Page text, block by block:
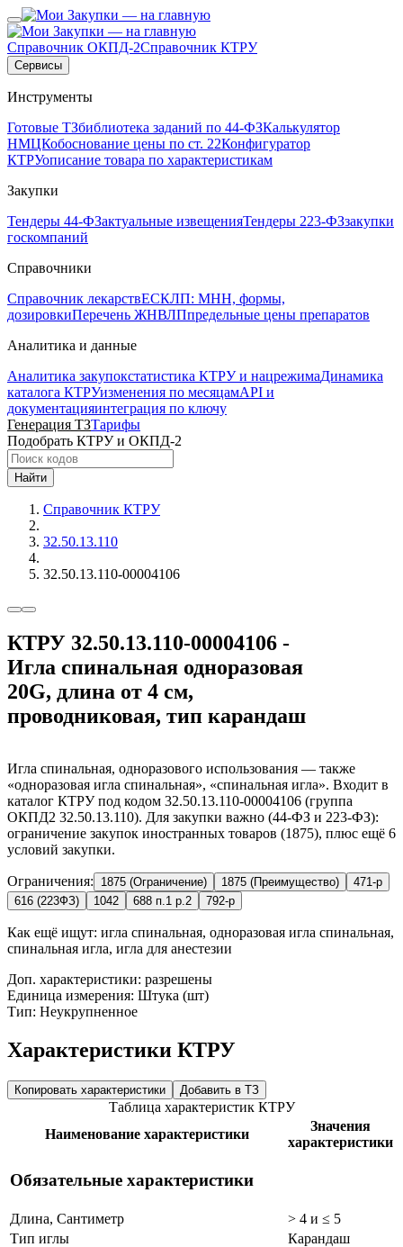
Справочник ОКПД-2Справочник КТРУ
Сервисы
Инструменты
Готовые ТЗбиблиотека заданий по 44-ФЗКалькулятор
НМЦКобоснование цены по ст. 22Конфигуратор
КТРУописание товара по характеристикам
Закупки
Тендеры 44-ФЗактуальные извещенияТендеры 223-ФЗзакупки
госкомпаний
Справочники
Справочник лекарствЕСКЛП: МНН, формы,
дозировкиПеречень ЖНВЛПпредельные цены препаратов
Аналитика и данные
Аналитика закупокстатистика КТРУ и нацрежимаДинамика
каталога КТРУизменения по месяцамAPI и
документацияинтеграция по ключу
Генерация ТЗТарифы
Подобрать КТРУ и ОКПД-2
Найти
Справочник КТРУ
32.50.13.110
32.50.13.110-00004106
КТРУ 32.50.13.110-00004106 -
Игла спинальная одноразовая
20G, длина от 4 см,
проводниковая, тип карандаш
Игла спинальная, одноразового использования — также
«одноразовая игла спинальная», «спинальная игла». Входит в
каталог КТРУ под кодом 32.50.13.110-00004106 (группа
ОКПД2 32.50.13.110). Для закупки важно (44-ФЗ и 223-ФЗ):
ограничение закупок иностранных товаров (1875), плюс ещё 6
условий закупки.
Ограничения: 1875 (Ограничение) 1875 (Преимущество)
471-р
616 (223ФЗ)
1042 688 п.1 р.2 792-р
Как ещё ищут: игла спинальная, одноразовая игла спинальная,
спинальная игла, игла для анестезии
Доп. характеристики: разрешены
Единица измерения: Штука (шт)
Тип: Неукрупненное
Характеристики КТРУ
Копировать характеристики Добавить в ТЗ
Таблица характеристик КТРУ
Наименование характеристики
Значения
характеристики
Обязательные характеристики
Длина, Сантиметр
> 4 и ≤ 5
Тип иглы
Карандаш